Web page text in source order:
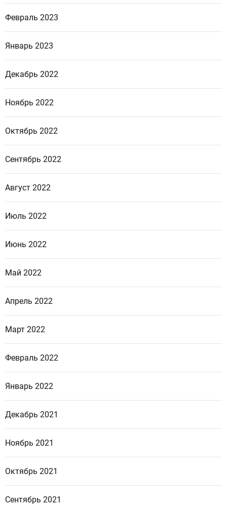
Февраль 2023
Январь 2023
Декабрь 2022
Ноябрь 2022
Октябрь 2022
Сентябрь 2022
Август 2022
Июль 2022
Июнь 2022
Май 2022
Апрель 2022
Март 2022
Февраль 2022
Январь 2022
Декабрь 2021
Ноябрь 2021
Октябрь 2021
Сентябрь 2021